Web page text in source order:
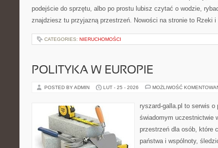
podejście do sprzętu, albo po prostu lubisz czytać o wodzie,
znajdziesz tu przyjazną przestrzeń. Nowości na stronie to Rzeki
CATEGORIES: NIERUCHOMOŚCI
POLITYKA W EUROPIE
POSTED BY ADMIN LUT - 25 - 2026 MOŻLIWOŚĆ
ryszard-galla.pl to serwis
świadomym uczestnictwie
przestrzeń dla osób, które
państwa i wspólnoty,